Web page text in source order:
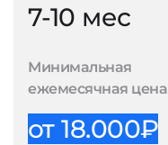
7-10 мес
Минимальная
ежемесячная цена
от 18.000₽